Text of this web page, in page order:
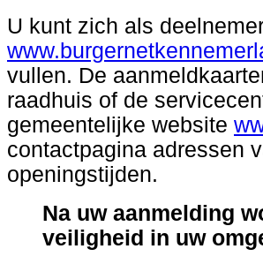
U kunt zich als
vullen. De
raadhuis of de
gemeentelijke website
contactpagina adressen
openingstijden.
Na uw aanmelding
veiligheid in uw